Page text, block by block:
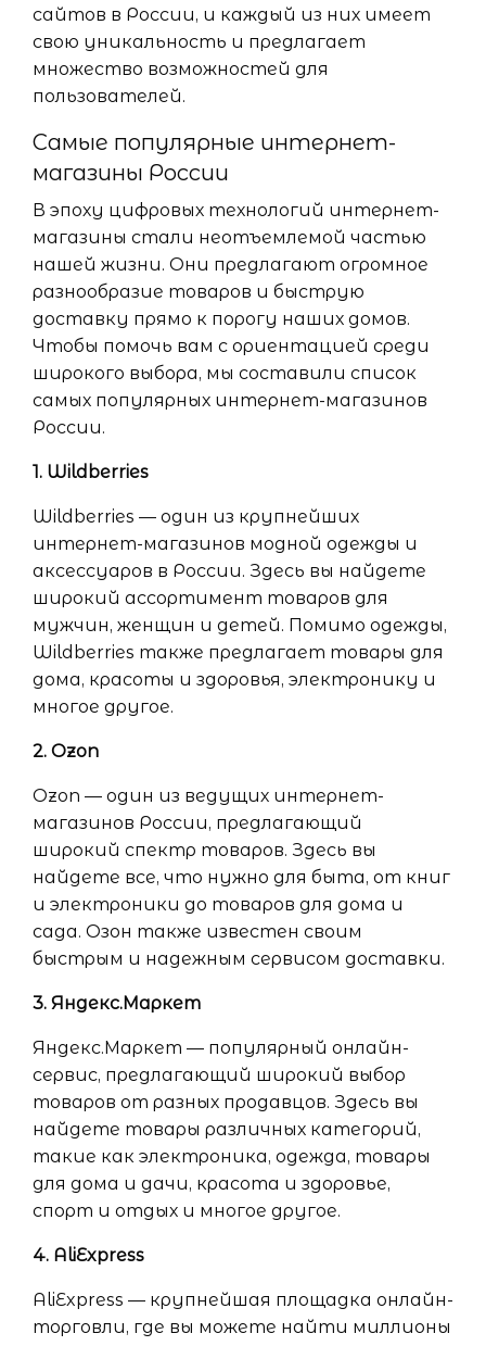
сайтов в России, и каждый из них имеет
свою уникальность и предлагает
множество возможностей для
пользователей.
Самые популярные интернет-
магазины России
В эпоху цифровых технологий интернет-
магазины стали неотъемлемой частью
нашей жизни. Они предлагают огромное
разнообразие товаров и быструю
доставку прямо к порогу наших домов.
Чтобы помочь вам с ориентацией среди
широкого выбора, мы составили список
самых популярных интернет-магазинов
России.
1. Wildberries
Wildberries — один из крупнейших
интернет-магазинов модной одежды и
аксессуаров в России. Здесь вы найдете
широкий ассортимент товаров для
мужчин, женщин и детей. Помимо одежды,
Wildberries также предлагает товары для
дома, красоты и здоровья, электронику и
многое другое.
2. Ozon
Ozon — один из ведущих интернет-
магазинов России, предлагающий
широкий спектр товаров. Здесь вы
найдете все, что нужно для быта, от книг
и электроники до товаров для дома и
сада. Озон также известен своим
быстрым и надежным сервисом доставки.
3. Яндекс.Маркет
Яндекс.Маркет — популярный онлайн-
сервис, предлагающий широкий выбор
товаров от разных продавцов. Здесь вы
найдете товары различных категорий,
такие как электроника, одежда, товары
для дома и дачи, красота и здоровье,
спорт и отдых и многое другое.
4. AliExpress
AliExpress — крупнейшая площадка онлайн-
торговли, где вы можете найти миллионы